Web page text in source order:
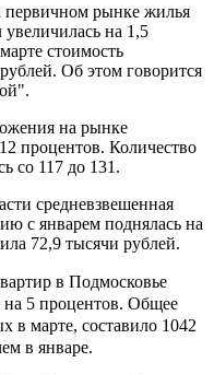
первичном рынке жилья
на 1,5
стоимость
Об этом говорится
на рынке
процентов. Количество
со 117 до 131.
средневзвешенная
с январем поднялась на
72,9 тысячи рублей.
в Подмосковье
на 5 процентов. Общее
в марте, составило 1042
в январе.